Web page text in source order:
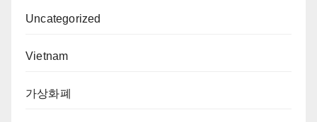
Uncategorized
Vietnam
가상화폐